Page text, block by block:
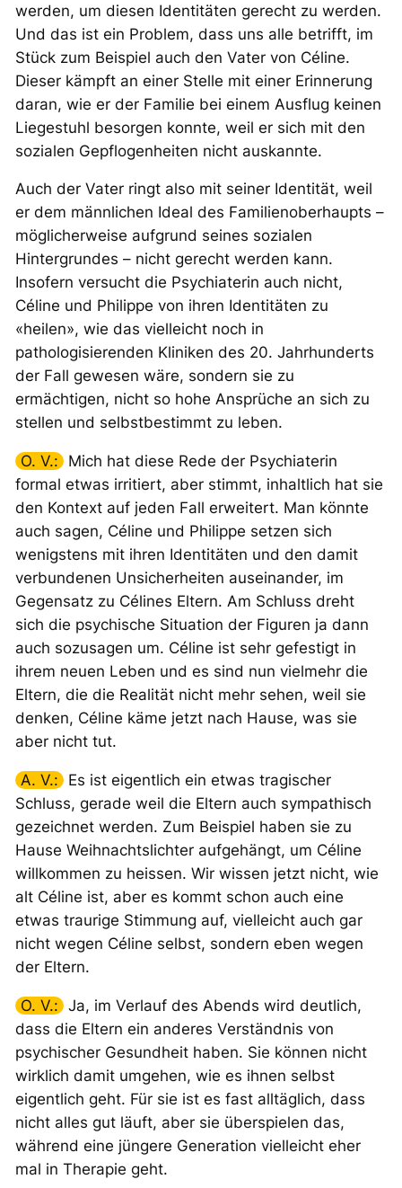
werden, um diesen Identitäten gerecht zu werden.
Und das ist ein Problem, dass uns alle betrifft, im
Stück zum Beispiel auch den Vater von Céline.
Dieser kämpft an einer Stelle mit einer Erinnerung
daran, wie er der Familie bei einem Ausflug keinen
Liegestuhl besorgen konnte, weil er sich mit den
sozialen Gepflogenheiten nicht auskannte.
Auch der Vater ringt also mit seiner Identität, weil
er dem männlichen Ideal des Familienoberhaupts –
möglicherweise aufgrund seines sozialen
Hintergrundes – nicht gerecht werden kann.
Insofern versucht die Psychiaterin auch nicht,
Céline und Philippe von ihren Identitäten zu
«heilen», wie das vielleicht noch in
pathologisierenden Kliniken des 20. Jahrhunderts
der Fall gewesen wäre, sondern sie zu
ermächtigen, nicht so hohe Ansprüche an sich zu
stellen und selbstbestimmt zu leben.
O. V.: Mich hat diese Rede der Psychiaterin
formal etwas irritiert, aber stimmt, inhaltlich hat sie
den Kontext auf jeden Fall erweitert. Man könnte
auch sagen, Céline und Philippe setzen sich
wenigstens mit ihren Identitäten und den damit
verbundenen Unsicherheiten auseinander, im
Gegensatz zu Célines Eltern. Am Schluss dreht
sich die psychische Situation der Figuren ja dann
auch sozusagen um. Céline ist sehr gefestigt in
ihrem neuen Leben und es sind nun vielmehr die
Eltern, die die Realität nicht mehr sehen, weil sie
denken, Céline käme jetzt nach Hause, was sie
aber nicht tut.
A. V.: Es ist eigentlich ein etwas tragischer
Schluss, gerade weil die Eltern auch sympathisch
gezeichnet werden. Zum Beispiel haben sie zu
Hause Weihnachtslichter aufgehängt, um Céline
willkommen zu heissen. Wir wissen jetzt nicht, wie
alt Céline ist, aber es kommt schon auch eine
etwas traurige Stimmung auf, vielleicht auch gar
nicht wegen Céline selbst, sondern eben wegen
der Eltern.
O. V.: Ja, im Verlauf des Abends wird deutlich,
dass die Eltern ein anderes Verständnis von
psychischer Gesundheit haben. Sie können nicht
wirklich damit umgehen, wie es ihnen selbst
eigentlich geht. Für sie ist es fast alltäglich, dass
nicht alles gut läuft, aber sie überspielen das,
während eine jüngere Generation vielleicht eher
mal in Therapie geht.